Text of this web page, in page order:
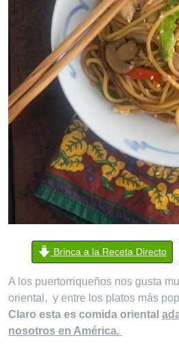
Brinca a la Receta Directo
A los puertorriqueños nos gusta
oriental, y entre los platos más
Claro esta es comida oriental
nosotros en América.